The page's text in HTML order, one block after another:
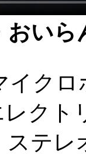
おいら
イク
レク
ステ